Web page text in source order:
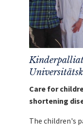
Care for
shortening
The children's